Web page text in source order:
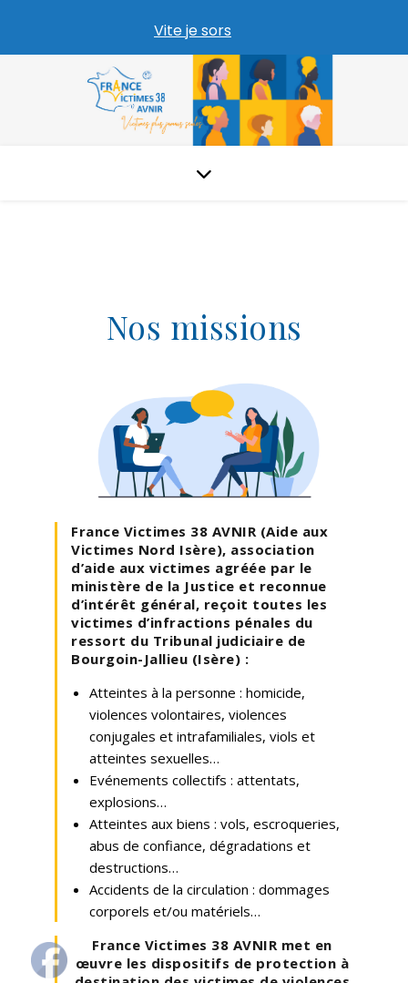
Nos missions
France Victimes 38 AVNIR (Aide aux
Victimes Nord Isère), association
d’aide aux victimes agréée par le
ministère de la Justice et reconnue
d’intérêt général, reçoit toutes les
victimes d’infractions pénales du
ressort du Tribunal judiciaire de
Bourgoin-Jallieu (Isère) :
Atteintes à la personne : homicide,
violences volontaires, violences
conjugales et intrafamiliales, viols et
atteintes sexuelles…
Evénements collectifs : attentats,
explosions…
Atteintes aux biens : vols, escroqueries,
abus de confiance, dégradations et
destructions…
Accidents de la circulation : dommages
corporels et/ou matériels…
France Victimes 38 AVNIR met en
œuvre les dispositifs de protection à
Vite je sors